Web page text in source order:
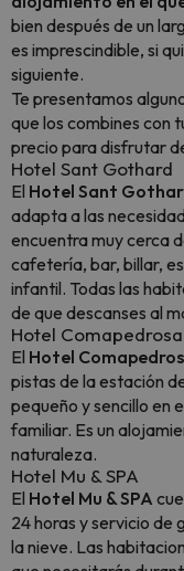
bien después de un
es imprescindible, si
siguiente.
Te presentamos
que los combines con
precio para disfrutar
Hotel Sant Gothard
El Hotel Sant
adapta a las
encuentra muy cerca
cafetería, bar, billar,
infantil. Todas las
de que descanses al
Hotel Comapedrosa
El Hotel
pistas de la estación
pequeño y sencillo en
familiar. Es un
naturaleza.
Hotel Mu & SPA
El Hotel Mu & SPA
24 horas y servicio de
la nieve. Las